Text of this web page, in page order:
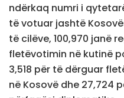
ndërkaq numri i
të votuar jashtë
të cilëve, 100,970 janë
fletëvotimin në kutinë
3,518 për të dërguar
në Kosovë dhe 27,724